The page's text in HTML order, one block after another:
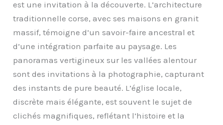
est une invitation à la découverte. L’architecture
traditionnelle corse, avec ses maisons en granit
massif, témoigne d’un savoir-faire ancestral et
d’une intégration parfaite au paysage. Les
panoramas vertigineux sur les vallées alentour
sont des invitations à la photographie, capturant
des instants de pure beauté. L’église locale,
discrète mais élégante, est souvent le sujet de
clichés magnifiques, reflétant l’histoire et la